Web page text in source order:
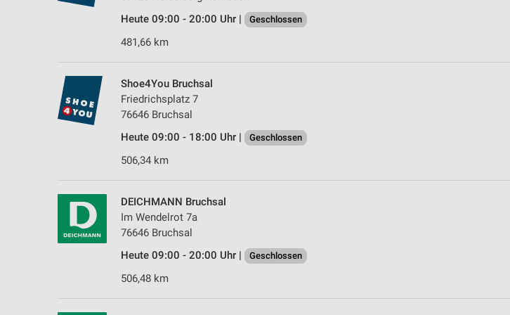
Heute 09:00 - 20:00 Uhr |
Geschlossen
481,66 km
Shoe4You Bruchsal
Friedrichsplatz 7
76646 Bruchsal
Heute 09:00 - 18:00 Uhr |
Geschlossen
506,34 km
DEICHMANN Bruchsal
Im Wendelrot 7a
76646 Bruchsal
Heute 09:00 - 20:00 Uhr |
Geschlossen
506,48 km